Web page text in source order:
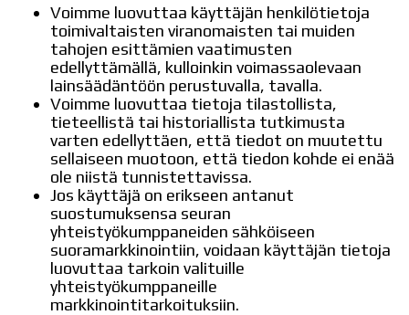
Voimme luovuttaa käyttäjän henkilötietoja
toimivaltaisten viranomaisten tai muiden
tahojen esittämien vaatimusten
edellyttämällä, kulloinkin voimassaolevaan
lainsäädäntöön perustuvalla, tavalla.
Voimme luovuttaa tietoja tilastollista,
tieteellistä tai historiallista tutkimusta
varten edellyttäen, että tiedot on muutettu
sellaiseen muotoon, että tiedon kohde ei enää
ole niistä tunnistettavissa.
Jos käyttäjä on erikseen antanut
suostumuksensa seuran
yhteistyökumppaneiden sähköiseen
suoramarkkinointiin, voidaan käyttäjän tietoja
luovuttaa tarkoin valituille
yhteistyökumppaneille
markkinointitarkoituksiin.